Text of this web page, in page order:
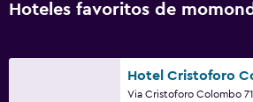
Hoteles favoritos de